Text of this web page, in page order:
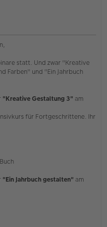
statt. Und zwar "Kreative
Farben" und "Ein Jahrbuch
"Kreative Gestaltung 3" am
für Fortgeschrittene. Ihr
"Ein Jahrbuch gestalten" am